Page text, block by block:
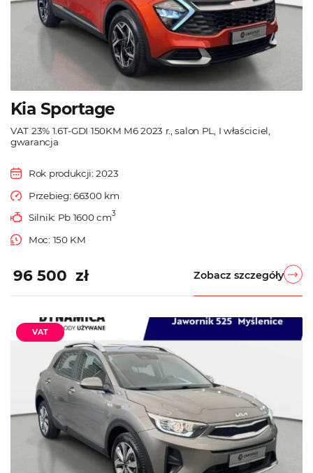
Kia Sportage
VAT 23% 1.6T-GDI 150KM M6 2023 r., salon PL, I właściciel,
gwarancja
Rok produkcji: 2023
Przebieg: 66300 km
Silnik: Pb 1600 cm3
Moc: 150 KM
96 500 zł Zobacz szczegóły
VAT Używane